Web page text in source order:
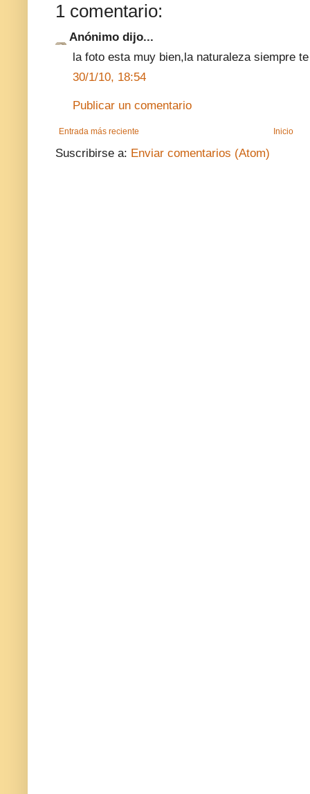
1 comentario:
Anónimo dijo...
la foto esta muy bien,la naturaleza siempre
30/1/10, 18:54
Publicar un comentario
Entrada más reciente Inicio
Suscribirse a: Enviar comentarios (Atom)